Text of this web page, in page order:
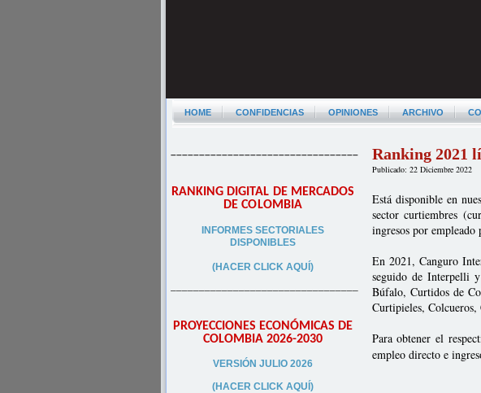
HOME CONFIDENCIAS OPINIONES ARCHIVO
–––––––––––––––––––––––––––––––––
RANKING DIGITAL DE MERCADOS
DE COLOMBIA
INFORMES SECTORIALES
DISPONIBLES
(HACER CLICK AQUÍ)
–––––––––––––––––––––––––––––––––
PROYECCIONES ECONÓMICAS DE
COLOMBIA 2026-2030
VERSIÓN JULIO 2026
(HACER CLICK AQUÍ)
Ranking 2021
Publicado: 22 Diciembre 2022
Está disponible en
sector curtiembres
ingresos por empleado
En 2021, Canguro
seguido de Interpelli
Búfalo, Curtidos de
Curtipieles,
Para obtener el
empleo directo e